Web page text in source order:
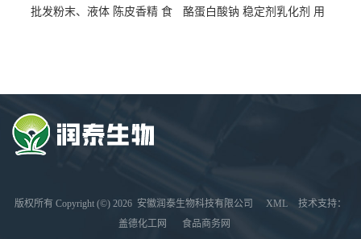
批发粉末、液体 陈皮香精 食
酪蛋白酸钠 稳定剂乳化剂 用
版权所有 Copyright (©) 2026 安徽润泰生物科技有限公司 XML
技术支持：
盖德化工网
食品商务网